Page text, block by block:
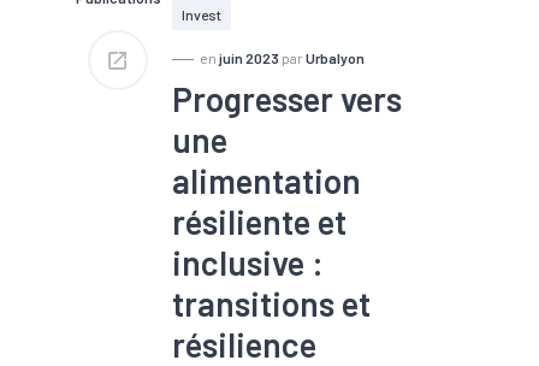
Invest
en juin 2023 par Urbalyon
Progresser vers
une
alimentation
résiliente et
inclusive :
transitions et
résilience